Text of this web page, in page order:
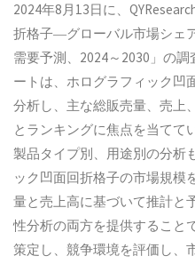
2024年8月13日に、
折格子―グローバル市場シェ
需要予測、2024～2030」の
ートは、ホログラフィック凹
分析し、主な総販売量、売上
とランキングに焦点を当てて
製品タイプ別、用途別の分析
ック凹面回折格子の市場規模
量と売上高に基づいて推計と
性分析の両方を提供すること
策定し、競争環境を評価し、